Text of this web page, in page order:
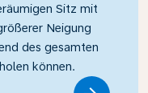
Sitz mit
Neigung
des gesamten
können.